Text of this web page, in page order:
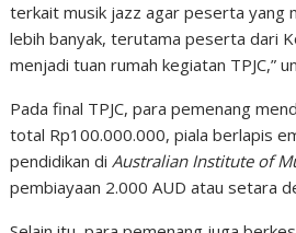
terkait musik jazz agar peserta yang
lebih banyak, terutama peserta dari
menjadi tuan rumah kegiatan TPJC,”
Pada final TPJC, para pemenang
total Rp100.000.000, piala berlapis
pendidikan diAustralian Institute of
pembiayaan 2.000 AUD atau setara